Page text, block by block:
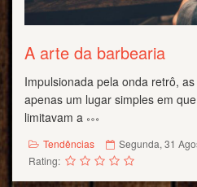
A arte da barbearia
Impulsionada pela onda retrô,
apenas um lugar simples em
limitavam a
Tendências Segunda, 31
Rating: